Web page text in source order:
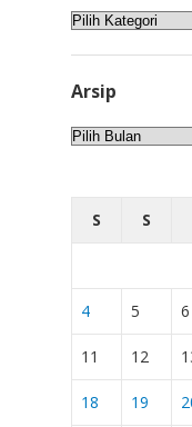
Kategori
Arsip
Arsip
S
S
4 5 6
11 12
18 19